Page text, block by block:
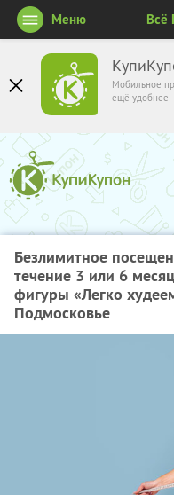
Мобильное
ещё удобнее
Меню Всё
Безлимитное
течение 3 или 6
фигуры «Легко
Подмосковье